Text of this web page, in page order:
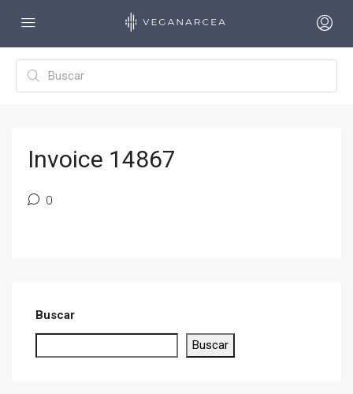
Invoice 14867
0
Buscar
Buscar